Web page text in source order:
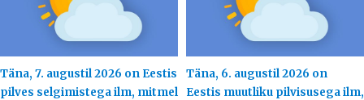
Täna, 7. augustil 2026 on Eestis
pilves selgimistega ilm, mitmel
Täna, 6. augustil 2026 on
Eestis muutliku pilvisusega ilm,